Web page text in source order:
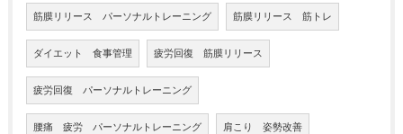
筋膜リリース パーソナルトレーニング 筋膜リリース 筋トレ
ダイエット 食事管理 疲労回復 筋膜リリース
疲労回復 パーソナルトレーニング
腰痛 疲労 パーソナルトレーニング 肩こり 姿勢改善